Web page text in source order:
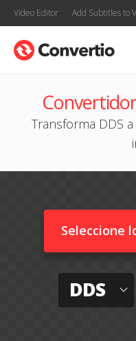
Video Editor Add Subtitles to
Transforma DDS
Seleccione
DDS